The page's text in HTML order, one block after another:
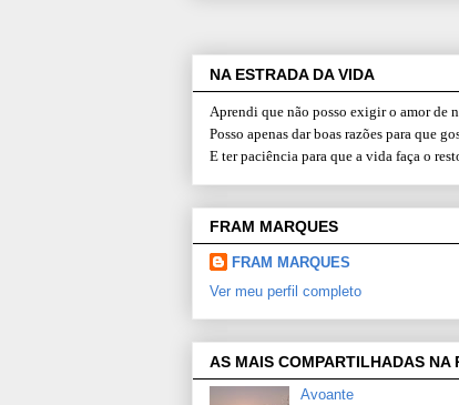
NA ESTRADA DA VIDA
Aprendi que não posso exigir o amor de
Posso apenas dar boas razões para que
E ter paciência para que a vida faça o
FRAM MARQUES
FRAM MARQUES
Ver meu perfil completo
AS MAIS COMPARTILHADAS NA
Avoante